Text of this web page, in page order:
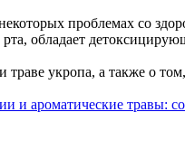
проблемах со
обладает
укропа, а также о
и ароматические травы: